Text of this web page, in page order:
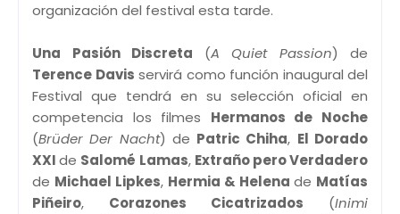
organización del festival esta tarde.
Una Pasión Discreta (A Quiet Passion) de
Terence Davis servirá como función inaugural del
Festival que tendrá en su selección oficial en
competencia los filmes Hermanos de Noche
(Brüder Der Nacht) de Patric Chiha, El Dorado
XXIde Salomé Lamas, Extraño pero Verdadero
de Michael Lipkes, Hermia & Helena de Matías
Piñeiro, Corazones Cicatrizados (Inimi